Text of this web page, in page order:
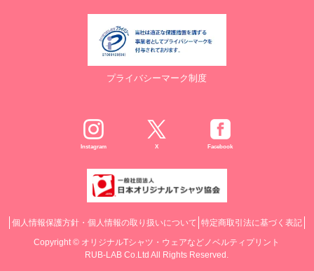
プライバシーマーク制度
Instagram X Facebook
個人情報保護方針・個人情報の取り扱いについて 特定商取引法に基づく表記
Copyright © オリジナルTシャツ・ウェアなどノベルティプリント
RUB-LAB Co.Ltd All Rights Reserved.